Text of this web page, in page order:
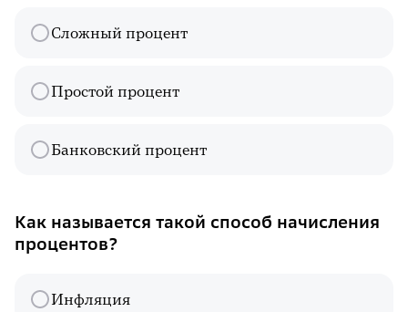
Сложный процент
Простой процент
Банковский процент
Как называется такой способ начисления
процентов?
Инфляция